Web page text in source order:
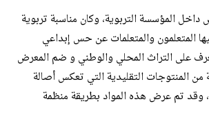
المؤسسة التربوية، وكان مناسبة تربوية
المتعلمون والمتعلمات عن حس إبداعي
على التراث المحلي والوطني و ضم المعرض
من المنتوجات التقليدية التي تعكس أصالة
وقد تم عرض هذه المواد بطريقة منظمة